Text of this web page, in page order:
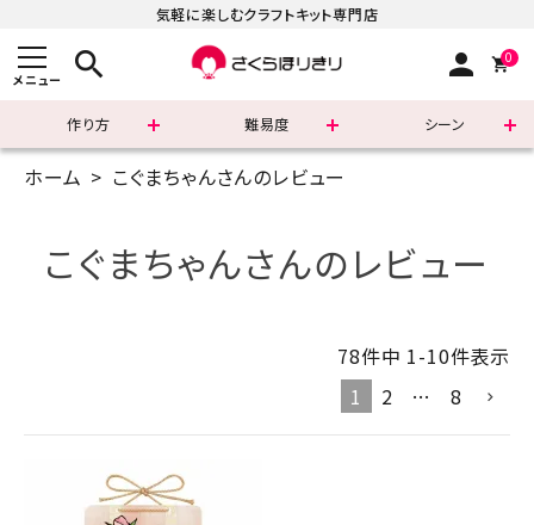
気軽に楽しむクラフトキット専門店
メニュー search person 0
作り方 難易度 シーン
まずはこちら
診断チャート
ホーム こぐまちゃんさんのレビュー
こぐまちゃんさんのレビュー
78件中 1-10件表示
1
2 … 8